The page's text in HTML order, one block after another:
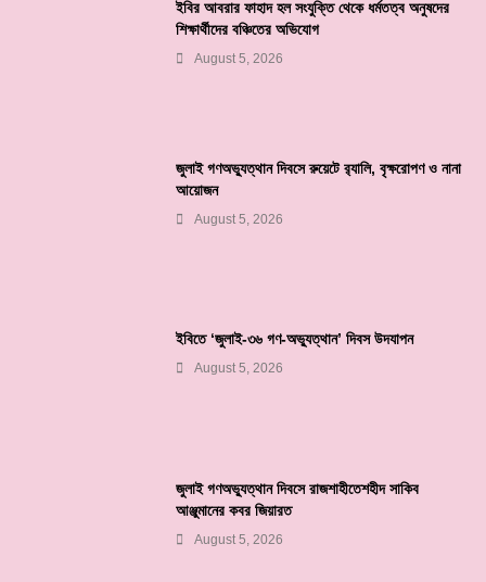
ইবির আবরার ফাহাদ হল সংযুক্তি থেকে ধর্মতত্ব অনুষদের
শিক্ষার্থীদের বঞ্চিতের অভিযোগ
August 5, 2026
জুলাই গণঅভ্যুত্থান দিবসে রুয়েটে র‌্যালি, বৃক্ষরোপণ ও নানা
আয়োজন
August 5, 2026
ইবিতে ‘জুলাই-৩৬ গণ-অভ্যুত্থান’ দিবস উদযাপন
August 5, 2026
জুলাই গণঅভ্যুত্থান দিবসে রাজশাহীতেশহীদ সাকিব
আঞ্জুমানের কবর জিয়ারত
August 5, 2026